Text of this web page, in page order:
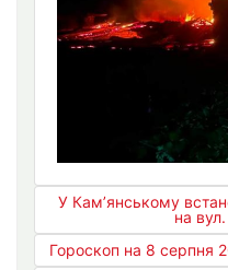
У Кам’янському
на
Гороскоп на 8 серпня